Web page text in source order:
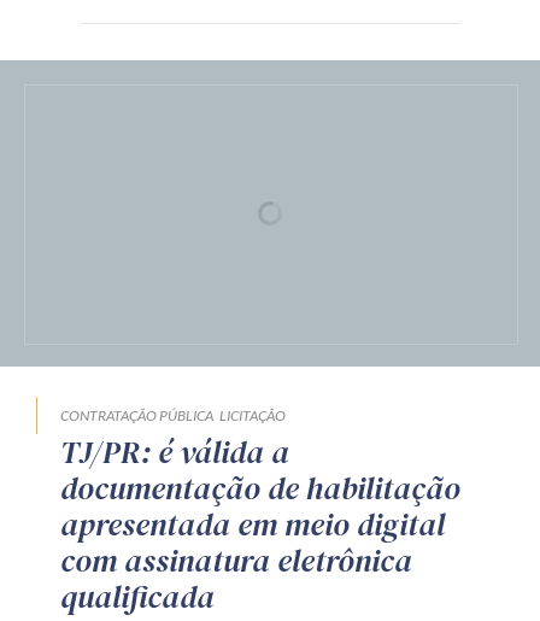
CONTRATAÇÃO PÚBLICA LICITAÇÃO
TJ/PR: é válida a
documentação de habilitação
apresentada em meio digital
com assinatura eletrônica
qualificada